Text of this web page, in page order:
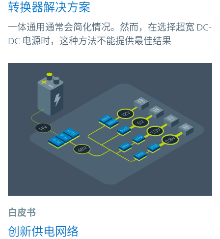
转换器解决方案
一体通用通常会简化情况。然而，在选择超宽 DC-
DC 电源时，这种方法不能提供最佳结果
白皮书
创新供电网络